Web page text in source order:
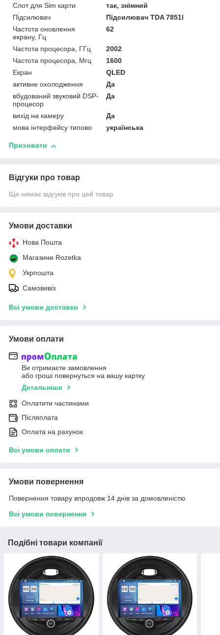
Слот для Sim карти
так, знімний
Підсилювач
Підсилювач TDA 7851l
Частота оновлення
екрану, Гц
62
Частота процесора, ГГц
2002
Частота процесора, Мгц
1600
Екран
QLED
активне охолодження
Да
вбудований звуковий DSP-
процесор
Да
вихід на камеру
Да
мова інтерфейсу типово
українська
Приховати
Відгуки про товар
Ще немає відгуків про цей товар
Умови доставки
Нова Пошта
Магазини Rozetka
Укрпошта
Самовивіз
Всі умови доставки
Умови оплати
Ви отримаєте замовлення
або гроші повернуться на вашу картку
Детальніше
Оплатити частинами
Післяплата
Оплата на рахунок
Всі умови оплати
Умови повернення
Повернення товару впродовж 14 днів за домовленістю
Всі умови повернення
Подібні товари компанії